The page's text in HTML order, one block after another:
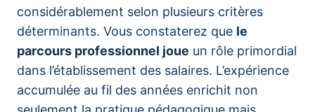
considérablement selon plusieurs critères
déterminants. Vous constaterez que le
parcours professionnel joue un rôle primordial
dans l’établissement des salaires. L’expérience
accumulée au fil des années enrichit non